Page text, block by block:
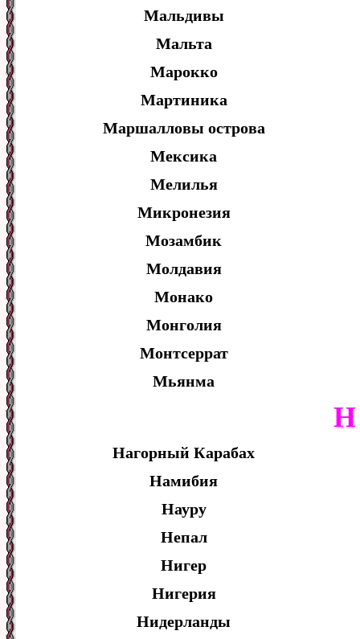
Мальдивы
Мальта
Марокко
Мартиника
Маршалловы острова
Мексика
Мелилья
Микронезия
Мозамбик
Молдавия
Монако
Монголия
Монтсеррат
Мьянма
Н
Нагорный Карабах
Намибия
Науру
Непал
Нигер
Нигерия
Нидерланды